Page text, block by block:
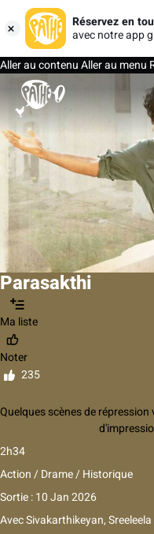
Réservez en
avec notre app
Aller au contenuAller au menu
Parasakthi
Ma liste
Noter
235
Quelques scènes de
2h34
Action / Drame / Historique
Sortie : 10 Jan 2026
AvecSivakarthikeyan,